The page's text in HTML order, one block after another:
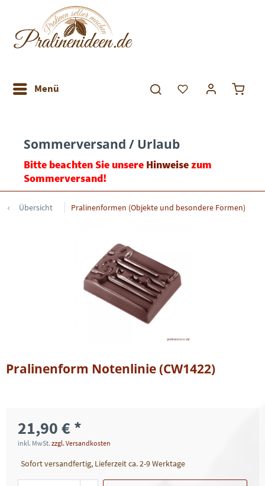
Menü
Sommerversand / Urlaub
Bitte beachten Sie unsere Hinweisezum
Sommerversand!
Übersicht Pralinenformen (Objekte und besondere Formen)
Pralinenform Notenlinie (CW1422)
21,90 € *
inkl. MwSt. zzgl. Versandkosten
Sofort versandfertig, Lieferzeit ca. 2-9 Werktage